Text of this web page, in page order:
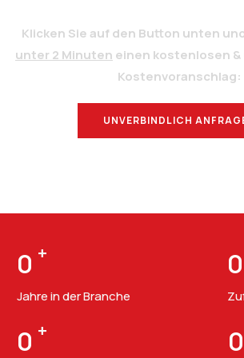
Klicken Sie auf den Button unten
unter 2 Minuten einen kostenlosen
Kostenvoranschlag:
UNVERBINDLICH
0 +
Jahre in der Branche
0
0 + 0